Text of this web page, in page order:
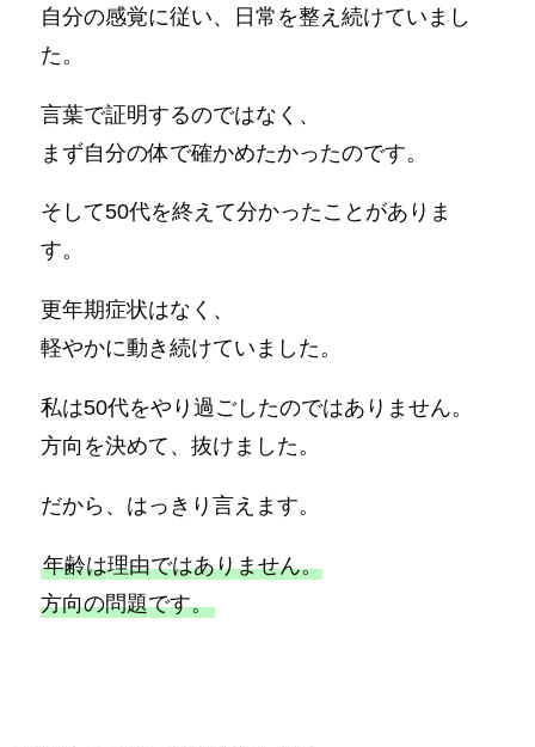
自分の感覚に従い、日常を整え続けていまし
た。
言葉で証明するのではなく、
まず自分の体で確かめたかったのです。
そして50代を終えて分かったことがありま
す。
更年期症状はなく、
軽やかに動き続けていました。
私は50代をやり過ごしたのではありません。
方向を決めて、抜けました。
だから、はっきり言えます。
年齢は理由ではありません。
方向の問題です。